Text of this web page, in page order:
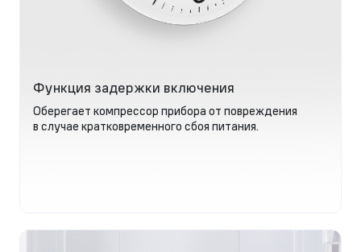
Функция задержки включения
Оберегает компрессор прибора от повреждения
в случае кратковременного сбоя питания.